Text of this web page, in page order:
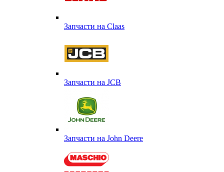
Запчасти на Сlaas
Запчасти на JCB
Запчасти на John Deere